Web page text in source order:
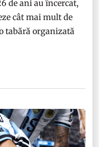
de ani au încercat,
cât mai mult de
tabără organizată